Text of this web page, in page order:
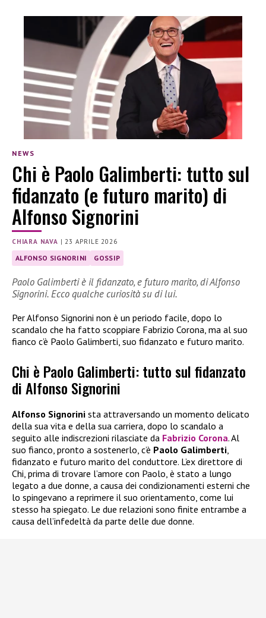
NEWS
Chi è Paolo Galimberti: tutto sul
fidanzato (e futuro marito) di
Alfonso Signorini
CHIARA NAVA |23 APRILE 2026
ALFONSO SIGNORINI GOSSIP
Paolo Galimberti è il fidanzato, e futuro marito, di Alfonso
Signorini. Ecco qualche curiosità su di lui.
Per Alfonso Signorini non è un periodo facile, dopo lo
scandalo che ha fatto scoppiare Fabrizio Corona, ma al suo
fianco c’è Paolo Galimberti, suo fidanzato e futuro marito.
Chi è Paolo Galimberti: tutto sul fidanzato
di Alfonso Signorini
Alfonso Signorini sta attraversando un momento delicato
della sua vita e della sua carriera, dopo lo scandalo a
seguito alle indiscrezioni rilasciate da Fabrizio Corona. Al
suo fianco, pronto a sostenerlo, c’è Paolo Galimberti,
fidanzato e futuro marito del conduttore. L’ex direttore di
Chi, prima di trovare l’amore con Paolo, è stato a lungo
legato a due donne, a causa dei condizionamenti esterni che
lo spingevano a reprimere il suo orientamento, come lui
stesso ha spiegato. Le due relazioni sono finite entrambe a
causa dell’infedeltà da parte delle due donne.